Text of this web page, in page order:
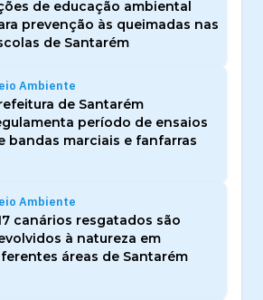
de educação ambiental
prevenção às queimadas nas
de Santarém
Ambiente
de Santarém
período de ensaios
bandas marciais e fanfarras
Ambiente
canários resgatados são
à natureza em
áreas de Santarém